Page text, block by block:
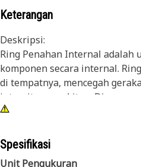
Keterangan
Deskripsi:
Ring Penahan Internal adalah
komponen secara internal.
di tempatnya, mencegah
integritas perakitan.
berkontribusi pada kinerja
adalah untuk mencegah
mempertahankan fungsi yang
Spesifikasi
Unit Pengukuran